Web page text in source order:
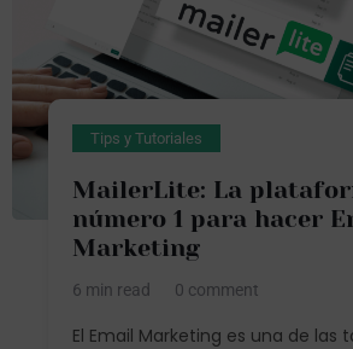
Tips y Tutoriales
MailerLite: La
número 1 para hacer
Marketing
6 min read 0 comment
El Email Marketing es una de las